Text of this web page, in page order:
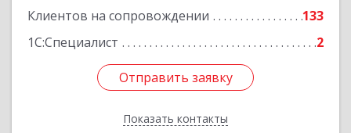
Клиентов на сопровождении
133
1С:Специалист
2
Отправить заявку
Показать контакты
Отправить заявку
Назад